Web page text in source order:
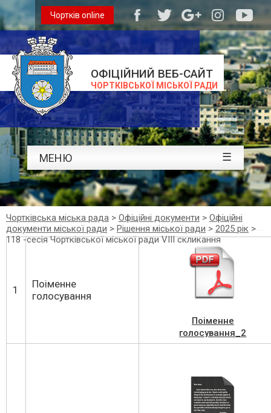
ОФІЦІЙНИЙ ВЕБ-САЙТ
ЧОРТКІВСЬКОЇ МІСЬКОЇ РАДИ
Чортків online
МЕНЮ ☰
Чортківська міська рада > Офіційні документи > Офіційні
документи міської ради > Рішення міської ради > 2025 рік >
118 -сесія Чортківської міської ради VIII скликання
1
Поіменне
голосування
Поіменне
голосування_2